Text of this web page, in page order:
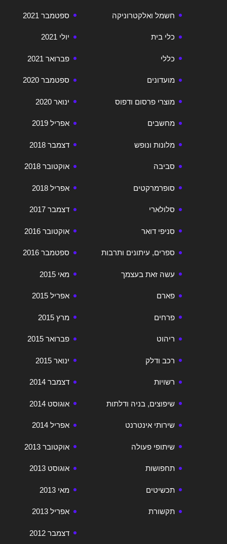
ספטמבר 2021
יולי 2021
פברואר 2021
ספטמבר 2020
ינואר 2020
אפריל 2019
דצמבר 2018
אוקטובר 2018
אפריל 2018
דצמבר 2017
אוקטובר 2016
ספטמבר 2016
מאי 2015
אפריל 2015
מרץ 2015
פברואר 2015
ינואר 2015
דצמבר 2014
אוגוסט 2014
אפריל 2014
אוקטובר 2013
אוגוסט 2013
מאי 2013
אפריל 2013
דצמבר 2012
חשמל ואלקטרוניקה
כלי בית
כללי
מועדונים
מוצרי פרסום ודפוס
מחשבים
מלונות ונופש
סביבה
סופרמרקטים
סלולארי
סניפי דואר
ספרים, עיתונים ותרבות
עשה זאת בעצמך
פארם
פרחים
ריהוט
רכב ודלק
רשויות
שיפוצים, בניה ודלתות
שירותי אינטרנט
שיתופי פעולה
תחפושות
תכשיטים
תקשורת